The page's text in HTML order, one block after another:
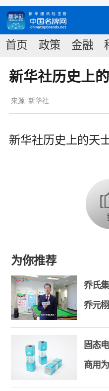
首页 政策 金融
新华社历史上
来源: 新华社
新华社历史上的天
为你推荐
乔氏
乔元
和合
固态
商用